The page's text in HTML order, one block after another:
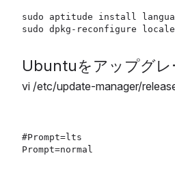
sudo aptitude install
Ubuntuをアップグレ
vi /etc/update-manager/
#Prompt=lts